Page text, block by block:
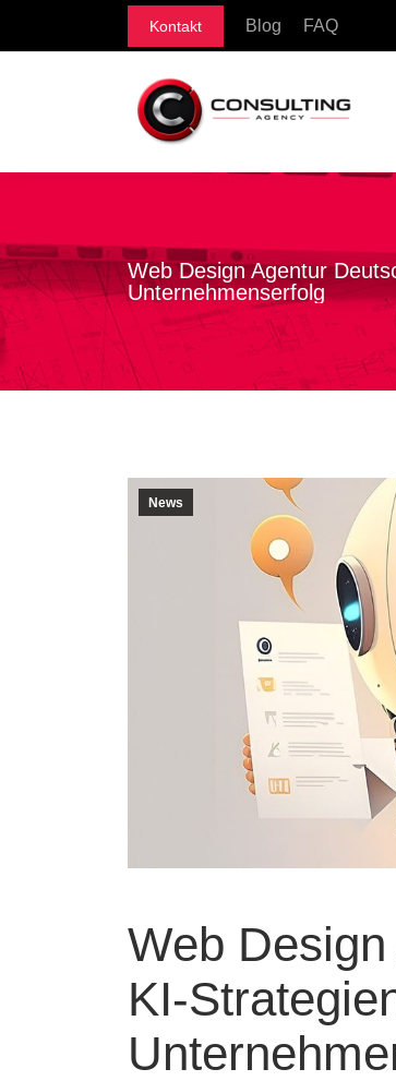
Kontakt Blog FAQ
Web Design Agentur
Unternehmenserfolg
News
Web
KI-